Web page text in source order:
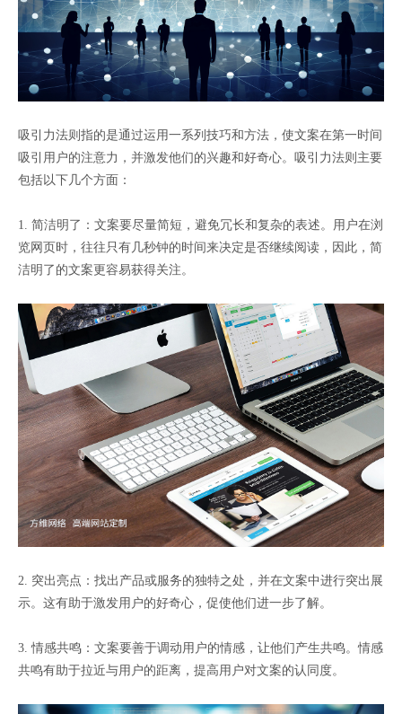
吸引力法则指的是通过运用一系列技巧和方法，使文案在第一时间
吸引用户的注意力，并激发他们的兴趣和好奇心。吸引力法则主要
包括以下几个方面：
1. 简洁明了：文案要尽量简短，避免冗长和复杂的表述。用户在浏
览网页时，往往只有几秒钟的时间来决定是否继续阅读，因此，简
洁明了的文案更容易获得关注。
2. 突出亮点：找出产品或服务的独特之处，并在文案中进行突出展
示。这有助于激发用户的好奇心，促使他们进一步了解。
3. 情感共鸣：文案要善于调动用户的情感，让他们产生共鸣。情感
共鸣有助于拉近与用户的距离，提高用户对文案的认同度。